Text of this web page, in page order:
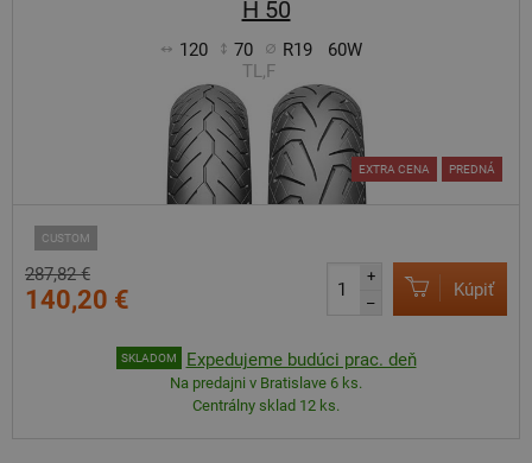
H 50
120 70 R19
60W
TL,F
CUSTOM
EXTRA CENA PREDNÁ
287,82 €
140,20 €
+
–
Kúpiť
SKLADOM Expedujeme budúci prac. deň
Na predajni v Bratislave 6 ks.
Centrálny sklad 12 ks.